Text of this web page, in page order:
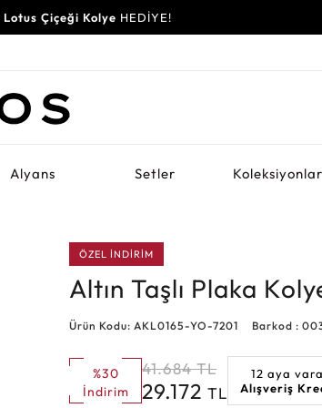
Lotus Çiçeği Kolye HEDİYE!
Alyans Setler Koleksiyonlar
ÖZEL İNDİRİM
Altın Taşlı Plaka
Ürün Kodu: AKL0165-YO-7201 Barkod :
%30
İndirim
41.684 TL
29.172TL
12 aya
Alışveriş